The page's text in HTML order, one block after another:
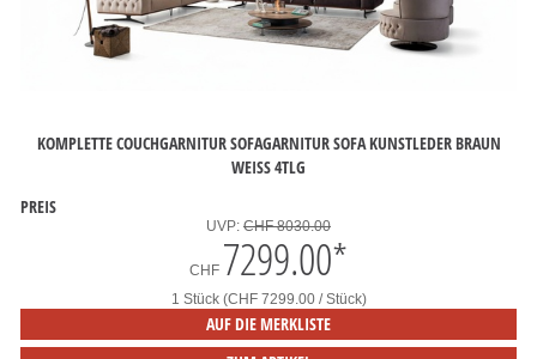
KOMPLETTE COUCHGARNITUR SOFAGARNITUR SOFA KUNSTLEDER BRAUN
WEISS 4TLG
PREIS
UVP: CHF 8030.00
CHF 7299.00*
1 Stück (CHF 7299.00 / Stück)
AUF DIE MERKLISTE